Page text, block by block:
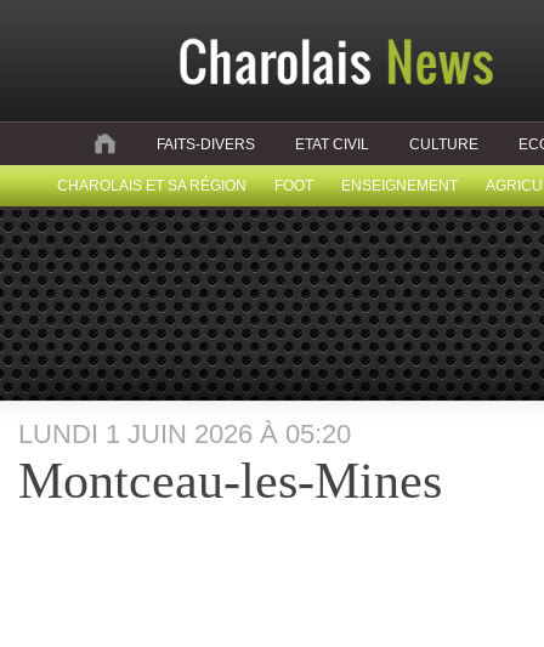
FAITS-DIVERS ETAT CIVIL CULTURE
CHAROLAIS ET SA RÉGION FOOT ENSEIGNEMENT
LUNDI 1 JUIN 2026 À 05:20
Montceau-les-Mines